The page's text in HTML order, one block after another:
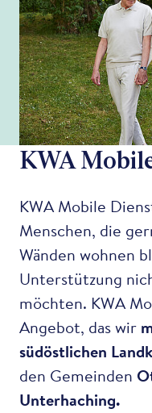
KWA
KWA Mobile
Menschen, die
Wänden wohnen
Unterstützung
möchten. KWA
Angebot, das wir
südöstlichen
den Gemeinden
Unterhaching.